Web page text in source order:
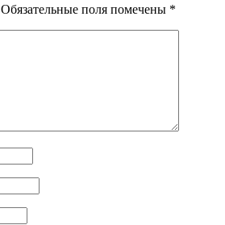
Обязательные поля помечены *